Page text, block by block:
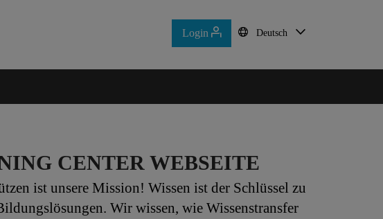
Login Deutsch
CENTER WEBSEITE
ist unsere Mission! Wissen ist der Schlüssel zu
Wir wissen, wie Wissenstransfer